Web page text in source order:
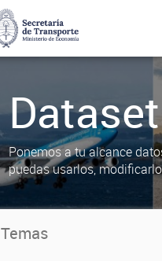
Ponemos a tu alcance
puedas usarlos,
Temas